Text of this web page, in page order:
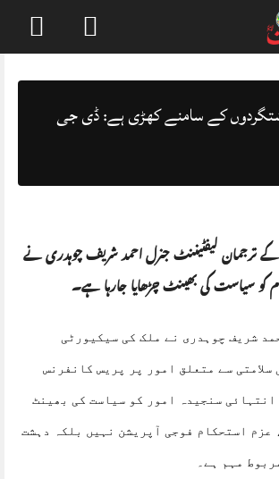
کے سامنے کھڑی ہے: ڈی جی
ترجمان لیفٹیننٹ جنرل احمد شریف چوہدری نے
کو سیاست کی بھینٹ چڑھایا جارہا ہے۔
شریف چوہدری نے ملک کی سیکیورٹی
سلامتی سے متعلق امور پر پریس کانفرنس
سنجیدہ امور کو سیاست کی بھینٹ
عزم استحکام فوجی آپریشن نہیں بلکہ دہشت
مہم ہے۔